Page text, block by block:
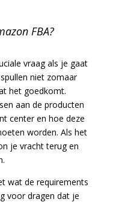
FBA?
vraag als je gaat
niet zomaar
het goedkomt.
aan de producten
center en hoe deze
worden. Als het
je vracht terug en
wat de requirements
voor dragen dat je